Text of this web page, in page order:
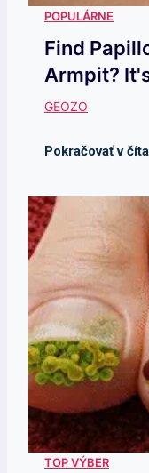
Find
Armpit?